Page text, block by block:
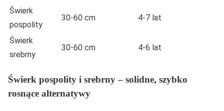
Świerk
pospolity
30-60 cm 4-7 lat
Świerk
srebrny
30-60 cm 4-6 lat
Świerk pospolity i srebrny – solidne, szybko
rosnące alternatywy